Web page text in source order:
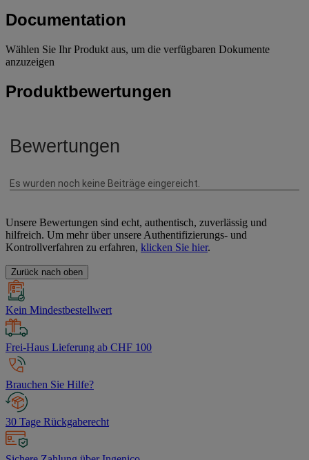
Documentation
Wählen Sie Ihr Produkt aus, um die verfügbaren Dokumente
anzuzeigen
Produktbewertungen
Unsere Bewertungen sind echt, authentisch, zuverlässig und
hilfreich. Um mehr über unsere Authentifizierungs- und
Kontrollverfahren zu erfahren, klicken Sie hier.
Zurück nach oben
Kein Mindestbestellwert
Frei-Haus Lieferung ab CHF 100
Brauchen Sie Hilfe?
30 Tage Rückgaberecht